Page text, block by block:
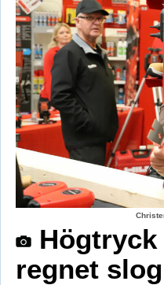
Högtryck
regnet